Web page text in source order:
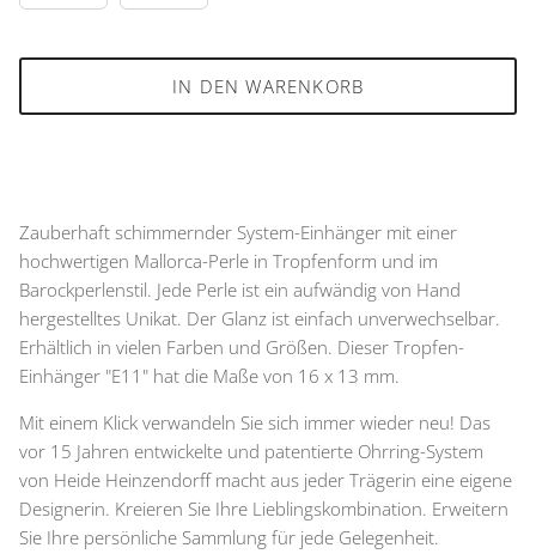
IN DEN WARENKORB
Zauberhaft schimmernder System-Einhänger mit einer
hochwertigen Mallorca-Perle in Tropfenform und im
Barockperlenstil. Jede Perle ist ein aufwändig von Hand
hergestelltes Unikat. Der Glanz ist einfach unverwechselbar.
Erhältlich in vielen Farben und Größen. Dieser Tropfen-
Einhänger "E11" hat die Maße von 16 x 13 mm.
Mit einem Klick verwandeln Sie sich immer wieder neu! Das
vor 15 Jahren entwickelte und patentierte Ohrring-System
von Heide Heinzendorff macht aus jeder Trägerin eine eigene
Designerin. Kreieren Sie Ihre Lieblingskombination. Erweitern
Sie Ihre persönliche Sammlung für jede Gelegenheit.